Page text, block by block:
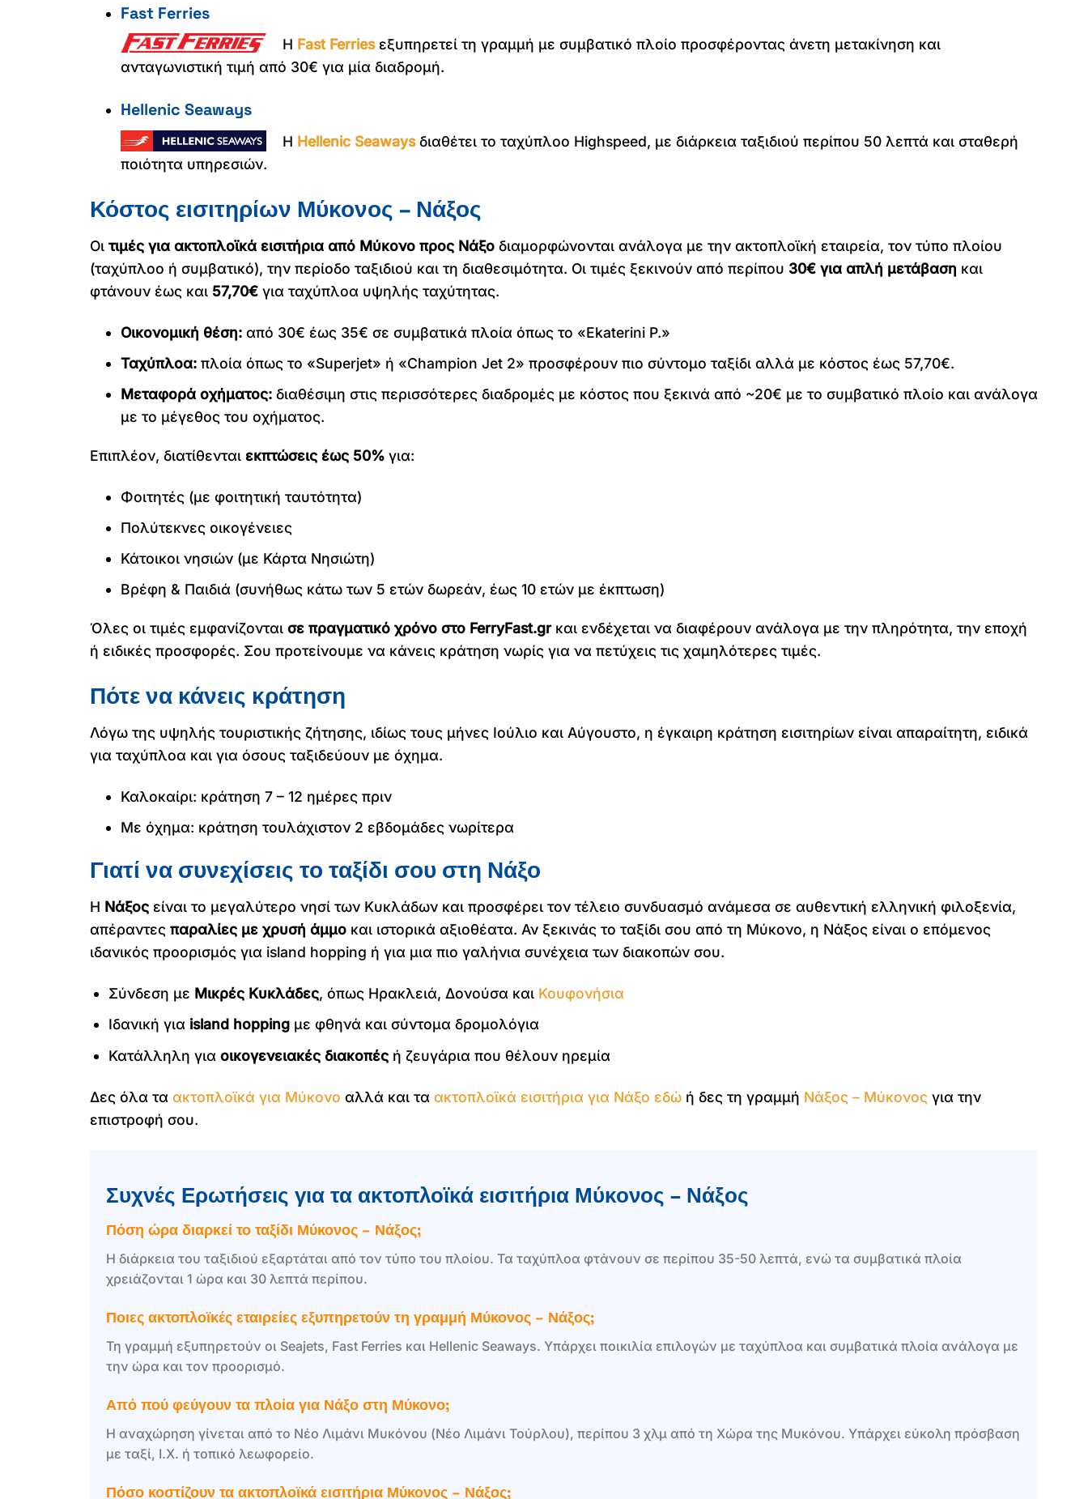
Fast Ferries
Η Fast Ferriesεξυπηρετεί τη γραμμή με συμβατικό πλοίο προσφέροντας άνετη μετακίνηση και
ανταγωνιστική τιμή από 30€ για μία διαδρομή.
Hellenic Seaways
Η Hellenic Seawaysδιαθέτει το ταχύπλοο Highspeed, με διάρκεια ταξιδιού περίπου 50 λεπτά και σταθερή
ποιότητα υπηρεσιών.
Κόστος εισιτηρίων Μύκονος – Νάξος
Οι τιμές για ακτοπλοϊκά εισιτήρια από Μύκονο προς Νάξοδιαμορφώνονται ανάλογα με την ακτοπλοϊκή εταιρεία, τον τύπο πλοίου
(ταχύπλοο ή συμβατικό), την περίοδο ταξιδιού και τη διαθεσιμότητα. Οι τιμές ξεκινούν από περίπου 30€ για απλή μετάβαση και
φτάνουν έως και 57,70€για ταχύπλοα υψηλής ταχύτητας.
Οικονομική θέση:από 30€ έως 35€ σε συμβατικά πλοία όπως το «Ekaterini P.»
Ταχύπλοα:πλοία όπως το «Superjet» ή «Champion Jet 2» προσφέρουν πιο σύντομο ταξίδι αλλά με κόστος έως 57,70€.
Μεταφορά οχήματος:διαθέσιμη στις περισσότερες διαδρομές με κόστος που ξεκινά από ~20€ με το συμβατικό πλοίο και ανάλογα
με το μέγεθος του οχήματος.
Επιπλέον, διατίθενται εκπτώσεις έως 50%για:
Φοιτητές (με φοιτητική ταυτότητα)
Πολύτεκνες οικογένειες
Κάτοικοι νησιών (με Κάρτα Νησιώτη)
Βρέφη & Παιδιά (συνήθως κάτω των 5 ετών δωρεάν, έως 10 ετών με έκπτωση)
Όλες οι τιμές εμφανίζονται σε πραγματικό χρόνο στο FerryFast.grκαι ενδέχεται να διαφέρουν ανάλογα με την πληρότητα, την εποχή
ή ειδικές προσφορές. Σου προτείνουμε να κάνεις κράτηση νωρίς για να πετύχεις τις χαμηλότερες τιμές.
Πότε να κάνεις κράτηση
Λόγω της υψηλής τουριστικής ζήτησης, ιδίως τους μήνες Ιούλιο και Αύγουστο, η έγκαιρη κράτηση εισιτηρίων είναι απαραίτητη, ειδικά
για ταχύπλοα και για όσους ταξιδεύουν με όχημα.
Καλοκαίρι: κράτηση 7 – 12 ημέρες πριν
Με όχημα: κράτηση τουλάχιστον 2 εβδομάδες νωρίτερα
Γιατί να συνεχίσεις το ταξίδι σου στη Νάξο
Η Νάξοςείναι το μεγαλύτερο νησί των Κυκλάδων και προσφέρει τον τέλειο συνδυασμό ανάμεσα σε αυθεντική ελληνική φιλοξενία,
απέραντες παραλίες με χρυσή άμμοκαι ιστορικά αξιοθέατα. Αν ξεκινάς το ταξίδι σου από τη Μύκονο, η Νάξος είναι ο επόμενος
ιδανικός προορισμός για island hopping ή για μια πιο γαλήνια συνέχεια των διακοπών σου.
Σύνδεση με Μικρές Κυκλάδες, όπως Ηρακλειά, Δονούσα και Κουφονήσια
Ιδανική για island hoppingμε φθηνά και σύντομα δρομολόγια
Κατάλληλη για οικογενειακές διακοπέςή ζευγάρια που θέλουν ηρεμία
Δες όλα τα ακτοπλοϊκά για Μύκονο αλλά και τα ακτοπλοϊκά εισιτήρια για Νάξο εδώή δες τη γραμμή Νάξος – Μύκονος για την
επιστροφή σου.
Συχνές Ερωτήσεις για τα ακτοπλοϊκά εισιτήρια Μύκονος – Νάξος
Πόση ώρα διαρκεί το ταξίδι Μύκονος – Νάξος;
Η διάρκεια του ταξιδιού εξαρτάται από τον τύπο του πλοίου. Τα ταχύπλοα φτάνουν σε περίπου 35-50 λεπτά, ενώ τα συμβατικά πλοία
χρειάζονται 1 ώρα και 30 λεπτά περίπου.
Ποιες ακτοπλοϊκές εταιρείες εξυπηρετούν τη γραμμή Μύκονος – Νάξος;
Τη γραμμή εξυπηρετούν οι Seajets, Fast Ferries και Hellenic Seaways. Υπάρχει ποικιλία επιλογών με ταχύπλοα και συμβατικά πλοία ανάλογα με
την ώρα και τον προορισμό.
Από πού φεύγουν τα πλοία για Νάξο στη Μύκονο;
Η αναχώρηση γίνεται από το Νέο Λιμάνι Μυκόνου (Νέο Λιμάνι Τούρλου), περίπου 3 χλμ από τη Χώρα της Μυκόνου. Υπάρχει εύκολη πρόσβαση
με ταξί, Ι.Χ. ή τοπικό λεωφορείο.
Πόσο κοστίζουν τα ακτοπλοϊκά εισιτήρια Μύκονος – Νάξος;